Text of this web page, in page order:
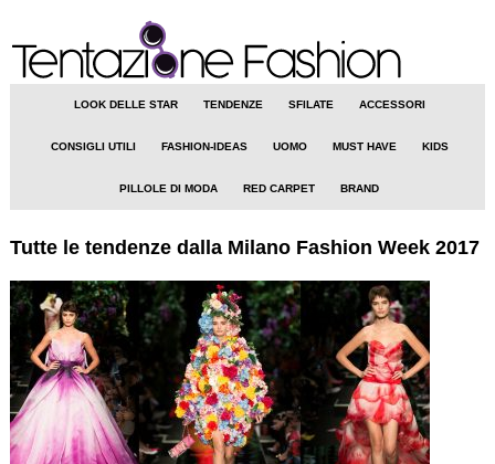
LOOK DELLE STAR TENDENZE SFILATE ACCESSORI
CONSIGLI UTILI FASHION-IDEAS UOMO MUST HAVE KIDS
PILLOLE DI MODA RED CARPET BRAND
Tutte le tendenze dalla Milano Fashion Week 2017